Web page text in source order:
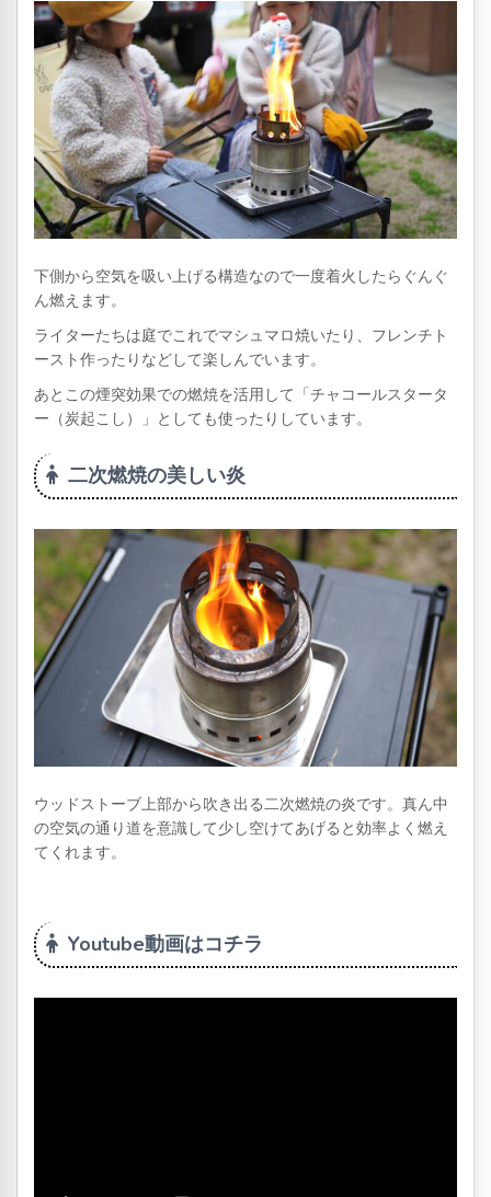
下側から空気を吸い上げる構造なので一度着火したらぐんぐ
ん燃えます。
ライターたちは庭でこれでマシュマロ焼いたり、フレンチト
ースト作ったりなどして楽しんでいます。
あとこの煙突効果での燃焼を活用して「チャコールスタータ
ー（炭起こし）」としても使ったりしています。
二次燃焼の美しい炎
ウッドストーブ上部から吹き出る二次燃焼の炎です。真ん中
の空気の通り道を意識して少し空けてあげると効率よく燃え
てくれます。
Youtube動画はコチラ